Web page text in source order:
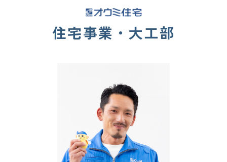
住宅事業・大工部